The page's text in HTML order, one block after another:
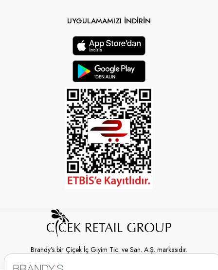
UYGULAMAMIZI İNDİRİN
Brandy’s bir Çiçek İç Giyim Tic. ve San. A.Ş. markasıdır.
© 2026 Brandy’s | Her hakkı saklıdır.